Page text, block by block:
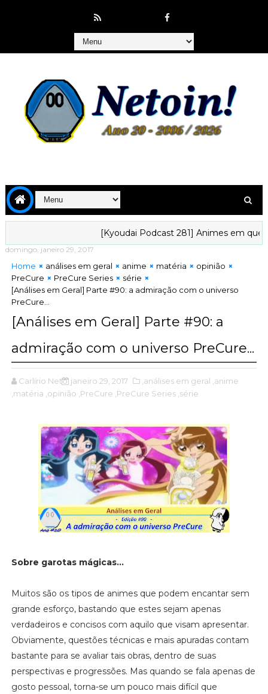
[Kyoudai Podcast 281] Animes em que
domingo, janeiro 29, 2017
Home análises em geral anime matéria
opinião
PreCure
PreCure Series
série
[Análises em Geral] Parte #90: a admiração com o universo
PreCure...
[Análises em Geral] Parte #90: a
admiração com o universo PreCure...
Carlírio Neto janeiro 29, 2017 ,análises em geral ,anime
,matéria ,opinião ,PreCure ,PreCure Series ,série
Sobre garotas mágicas...
Muitos são os tipos de animes que podem encantar sem
grande esforço, bastando que estes sejam apenas
verdadeiros e concisos com aquilo que visam apresentar.
Obviamente, questões técnicas e mais apuradas contam
bastante para se avaliar tais obras, dentro de suas
perspectivas e progressões. Mas quando se fala apenas de
gosto pessoal, torna-se um pouco mais difícil que